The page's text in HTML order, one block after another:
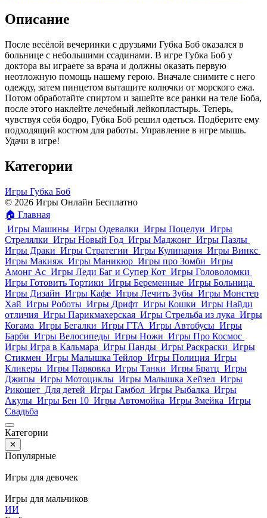
Описание
После весёлой вечеринки с друзьями Губка Боб оказался в
больнице с небольшими ссадинами. В игре Губка Боб у
доктора вы играете за врача и должны оказать первую
неотложную помощь нашему герою. Вначале снимите с него
одежду, затем пинцетом вытащите колючки от морского ежа.
Потом обработайте спиртом и зашейте все ранки на теле Боба,
после этого наклейте лечебный лейкопластырь. Теперь,
чувствуя себя бодро, Губка Боб решил одеться. Подберите ему
подходящий костюм для работы. Управление в игре мышь.
Удачи в игре!
Категории
Игры Губка Боб
© 2026 Игры Онлайн Бесплатно
🏠 Главная
Игры Машины Игры Одевалки Игры Поцелуи Игры
Стрелялки Игры Новый Год Игры Маджонг Игры Пазлы
Игры Драки Игры Стратегии Игры Кулинария Игры Винкс
Игры Макияж Игры Маникюр Игры про Зомби Игры
Амонг Ас Игры Леди Баг и Супер Кот Игры Головоломки
Игры Готовить Тортики Игры Беременные Игры Больница
Игры Дизайн Игры Кафе Игры Лечить Зубы Игры Монстер
Хай Игры Роботы Игры Дрифт Игры Кошки Игры Найди
отличия Игры Парикмахерская Игры Стрельба из лука Игры
Когама Игры Бегалки Игры ГТА Игры Автобусы Игры
Барби Игры Велосипеды Игры Ножи Игры Про Космос
Игры Игра в Кальмара Игры Панды Игры Раскраски Игры
Стикмен Игры Малышка Тейлор Игры Полиция Игры
Кликеры Игры Парковка Игры Танки Игры Братц Игры
Джипы Игры Мотоциклы Игры Малышка Хейзел Игры
Рикошет Для детей Игры Гамбол Игры Рыбалка Игры
Акулы Игры Бен 10 Игры Автомойка Игры Змейка Игры
Свадьба
Категории
✕
Популярные
Игры для девочек
Игры для мальчиков
ИИ